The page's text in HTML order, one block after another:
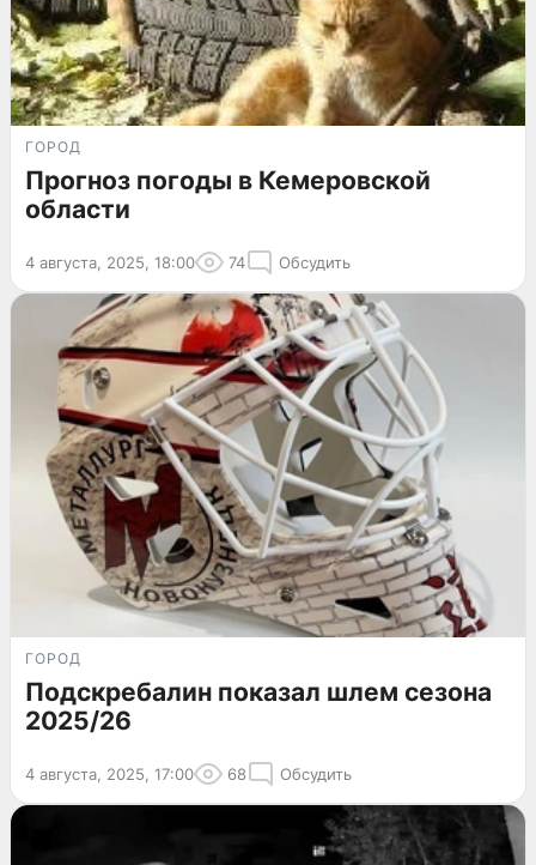
ГОРОД
Прогноз погоды в Кемеровской
области
4 августа, 2025, 18:00 74 Обсудить
ГОРОД
Подскребалин показал шлем сезона
2025/26
4 августа, 2025, 17:00 68 Обсудить